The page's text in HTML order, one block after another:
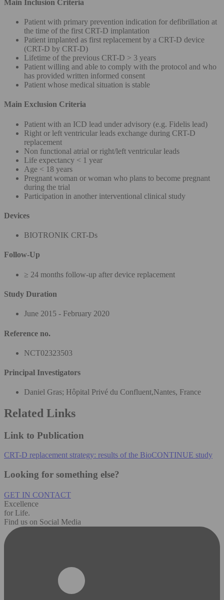
Main Inclusion Criteria
Patient with primary prevention indication for defibrillation at
the time of the first CRT-D implantation
Patient implanted as first replacement by a CRT-D device
(CRT-D by CRT-D)
Lifetime of the previous CRT-D > 3 years
Patient willing and able to comply with the protocol and who
has provided written informed consent
Patient whose medical situation is stable
Main Exclusion Criteria
Patient with an ICD lead under advisory (e.g. Fidelis lead)
Right or left ventricular leads exchange during CRT-D
replacement
Non functional atrial or right/left ventricular leads
Life expectancy < 1 year
Age < 18 years
Pregnant woman or woman who plans to become pregnant
during the trial
Participation in another interventional clinical study
Devices
BIOTRONIK CRT-Ds
Follow-Up
≥ 24 months follow-up after device replacement
Study Duration
June 2015 - February 2020
Reference no.
NCT02323503
Principal Investigators
Daniel Gras; Hôpital Privé du Confluent,Nantes, France
Related Links
Link to Publication
CRT-D replacement strategy: results of the BioCONTINUE study
Looking for something else?
GET IN CONTACT
Excellence
for Life.
Find us on Social Media